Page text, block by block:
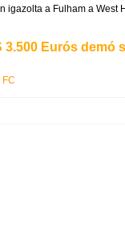
igazolta a Fulham a West
3.500 Eurós demó
FC